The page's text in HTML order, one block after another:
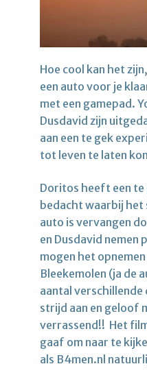
Hoe cool kan het
een auto voor je
met een gamepad.
Dusdavid zijn
aan een te gek
tot leven te laten
Doritos heeft een te
bedacht waarbij het
auto is vervangen
en Dusdavid nemen
mogen het
Bleekemolen (ja de
aantal verschillende
strijd aan en geloof
verrassend!! Het
gaaf om naar te
als B4men.nl